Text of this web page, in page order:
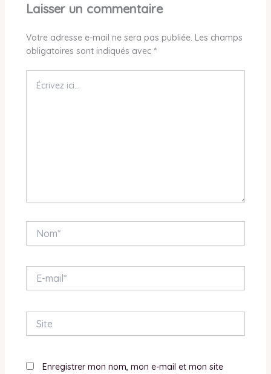
Laisser un commentaire
Votre adresse e-mail ne sera pas publiée. Les champs
obligatoires sont indiqués avec *
ici…
mail*
Enregistrer mon nom, mon e-mail et mon site